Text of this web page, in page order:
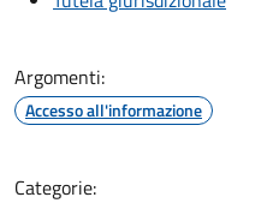
Argomenti:
Accesso all'informazione
Categorie: